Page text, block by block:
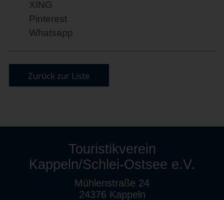
XING
Pinterest
Whatsapp
Zurück zur Liste
Touristikverein
Kappeln/Schlei-Ostsee e.V.
Mühlenstraße 24
24376 Kappeln